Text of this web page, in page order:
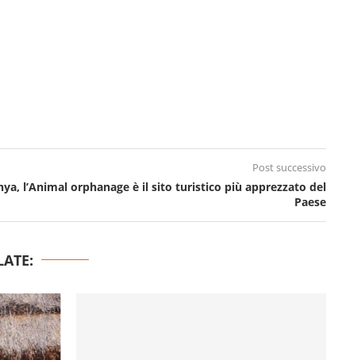
Post successivo
l’Animal orphanage è il sito turistico più apprezzato del
Paese